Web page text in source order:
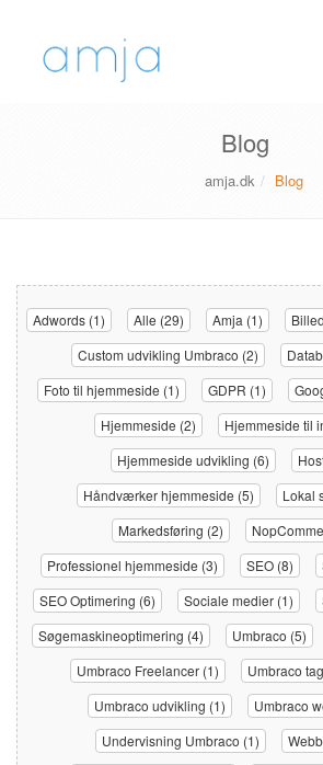
Blog
amja.dk Blog
Adwords (1) Alle (29) Amja (1)
Custom udvikling Umbraco (2)
Foto til hjemmeside (1)
GDPR (1)
Hjemmeside (2)
Hjemmeside til
Hjemmeside udvikling (6)
Håndværker hjemmeside (5)
Lokal
Markedsføring (2)
Professionel hjemmeside (3)
SEO (8)
SEO Optimering (6)
Sociale medier (1)
Søgemaskineoptimering (4)
Umbraco (5)
Umbraco Freelancer (1)
Umbraco
Umbraco udvikling (1)
Umbraco
Undervisning Umbraco (1)